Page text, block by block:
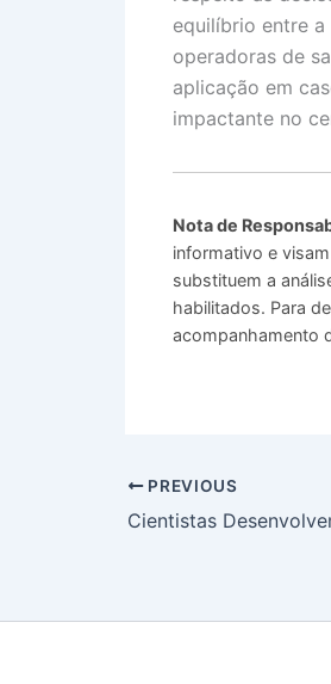
equilíbrio entre
operadoras de
aplicação em
impactante no
Nota de
informativo e
substituem a
habilitados. Para
acompanhamento
PREVIOUS